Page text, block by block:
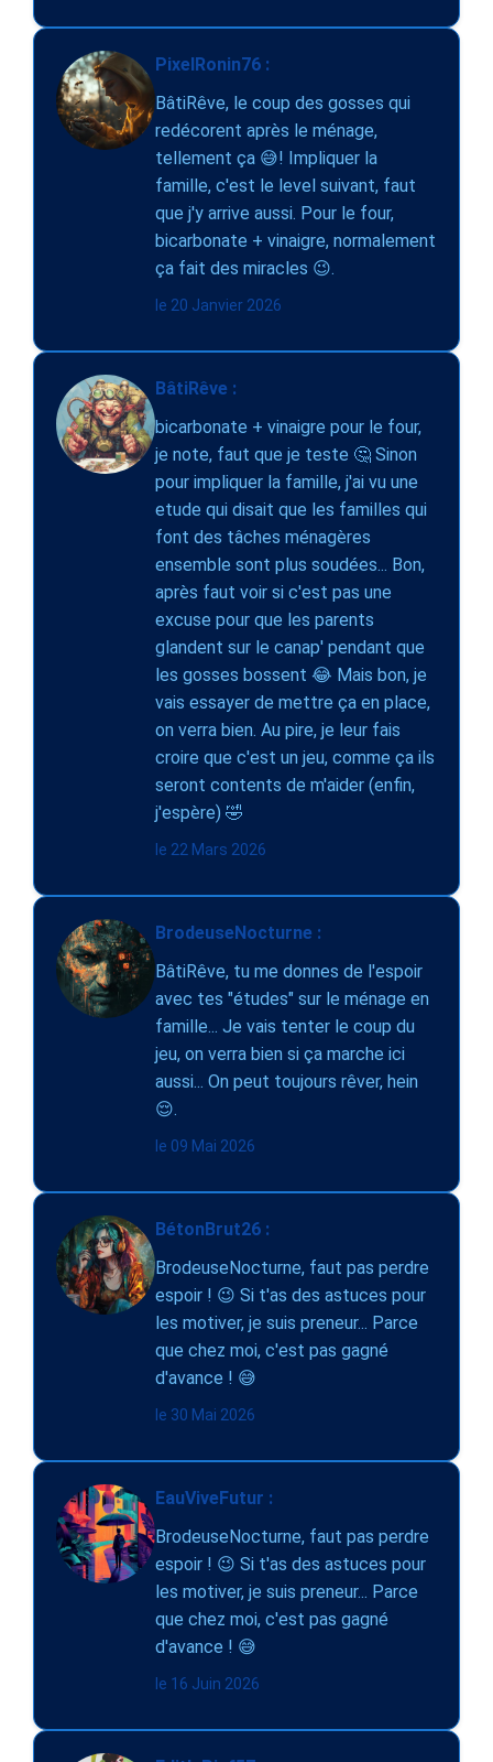
PixelRonin76 :
BâtiRêve, le coup des gosses qui
redécorent après le ménage,
tellement ça 😅! Impliquer la
famille, c'est le level suivant, faut
que j'y arrive aussi. Pour le four,
bicarbonate + vinaigre, normalement
ça fait des miracles 😉.
le 20 Janvier 2026
BâtiRêve :
bicarbonate + vinaigre pour le four,
je note, faut que je teste 🤔 Sinon
pour impliquer la famille, j'ai vu une
etude qui disait que les familles qui
font des tâches ménagères
ensemble sont plus soudées... Bon,
après faut voir si c'est pas une
excuse pour que les parents
glandent sur le canap' pendant que
les gosses bossent 😂 Mais bon, je
vais essayer de mettre ça en place,
on verra bien. Au pire, je leur fais
croire que c'est un jeu, comme ça ils
seront contents de m'aider (enfin,
j'espère) 🤣
le 22 Mars 2026
BrodeuseNocturne :
BâtiRêve, tu me donnes de l'espoir
avec tes "études" sur le ménage en
famille... Je vais tenter le coup du
jeu, on verra bien si ça marche ici
aussi... On peut toujours rêver, hein
😌.
le 09 Mai 2026
BétonBrut26 :
BrodeuseNocturne, faut pas perdre
espoir ! 😉 Si t'as des astuces pour
les motiver, je suis preneur... Parce
que chez moi, c'est pas gagné
d'avance ! 😅
le 30 Mai 2026
EauViveFutur :
BrodeuseNocturne, faut pas perdre
espoir ! 😉 Si t'as des astuces pour
les motiver, je suis preneur... Parce
que chez moi, c'est pas gagné
d'avance ! 😅
le 16 Juin 2026